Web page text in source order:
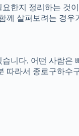
한지 정리하는 것
살펴보려는 경
니다. 어떤 사람
따라서 종로구하